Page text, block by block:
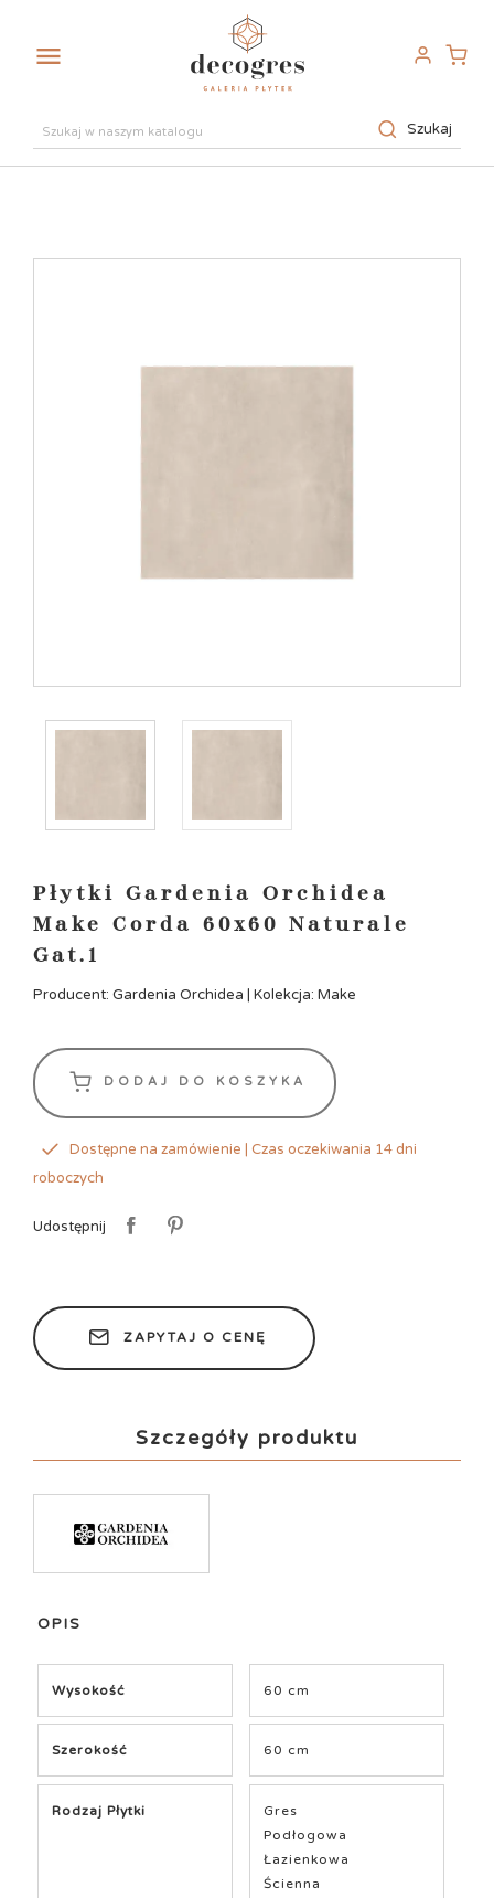

Szukaj
Płytki Gardenia Orchidea
Make Corda 60x60 Naturale
Gat.1
Producent: Gardenia Orchidea | Kolekcja: Make
DODAJ DO KOSZYKA
Dostępne na zamówienie | Czas oczekiwania 14 dni
roboczych
Udostępnij
ZAPYTAJ O CENĘ
Szczegóły produktu
OPIS
Wysokość 60 cm
Szerokość 60 cm
Rodzaj Płytki
Gres
Podłogowa
Łazienkowa
Ścienna